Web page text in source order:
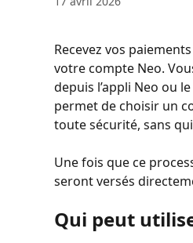
Recevez vos
votre compte Neo.
depuis l’appli Neo ou
permet de choisir un
toute sécurité, sans
Une fois que ce
seront versés
Qui peut